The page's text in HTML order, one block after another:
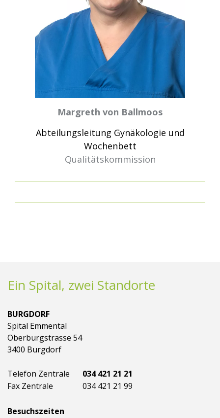
Margreth von Ballmoos
Abteilungsleitung Gynäkologie und
Wochenbett
Qualitätskommission
Ein Spital, zwei Standorte
BURGDORF
Spital Emmental
Oberburgstrasse 54
3400 Burgdorf
Telefon Zentrale
034 421 21 21
Fax Zentrale
034 421 21 99
Besuchszeiten